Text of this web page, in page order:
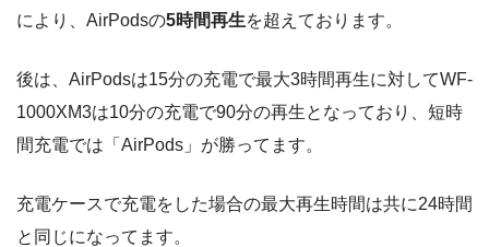
により、AirPodsの5時間再生を超えております。
後は、AirPodsは15分の充電で最大3時間再生に対してWF-
1000XM3は10分の充電で90分の再生となっており、短時
間充電では「AirPods」が勝ってます。
充電ケースで充電をした場合の最大再生時間は共に24時間
と同じになってます。